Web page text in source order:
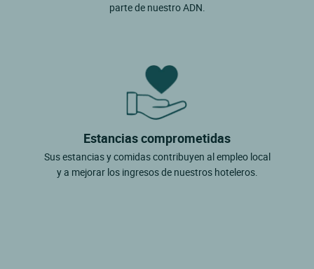
parte de nuestro ADN.
Estancias comprometidas
Sus estancias y comidas contribuyen al empleo local
y a mejorar los ingresos de nuestros hoteleros.